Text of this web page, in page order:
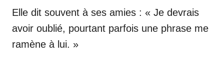
Elle dit souvent à ses amies : « Je devrais
avoir oublié, pourtant parfois une phrase me
ramène à lui. »